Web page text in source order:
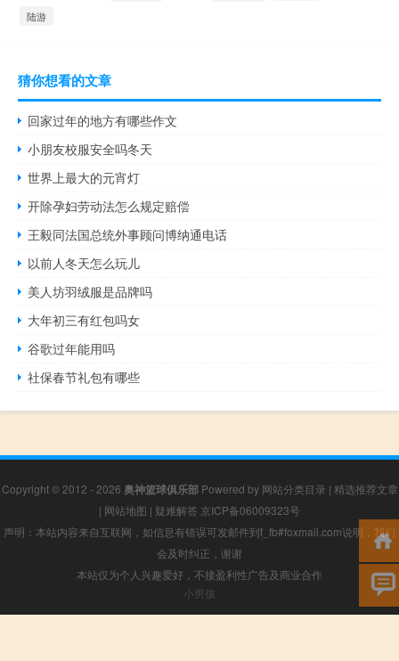
陆游
猜你想看的文章
回家过年的地方有哪些作文
小朋友校服安全吗冬天
世界上最大的元宵灯
开除孕妇劳动法怎么规定赔偿
王毅同法国总统外事顾问博纳通电话
以前人冬天怎么玩儿
美人坊羽绒服是品牌吗
大年初三有红包吗女
谷歌过年能用吗
社保春节礼包有哪些
Copyright © 2012 - 2026 奥神篮球俱乐部Powered by 网站分类目录 | 精选推荐文章
| 网站地图 | 疑难解答 京ICP备06009323号
声明：本站内容来自互联网，如信息有错误可发邮件到f_fb#foxmail.com说明，我们
会及时纠正，谢谢
本站仅为个人兴趣爱好，不接盈利性广告及商业合作
小男孩